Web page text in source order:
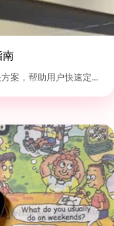
南
案，帮助用户快速定...